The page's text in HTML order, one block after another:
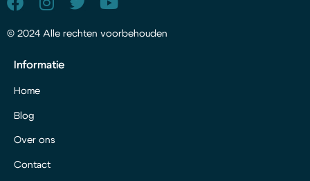
© 2024 Alle rechten voorbehouden
Informatie
Home
Blog
Over ons
Contact